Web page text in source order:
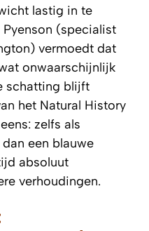
lastig in te
(specialist
vermoedt dat
onwaarschijnlijk
schatting blijft
het Natural History
zelfs als
een blauwe
absoluut
verhoudingen.